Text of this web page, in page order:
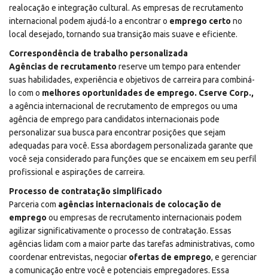
realocação e integração cultural. As empresas de recrutamento
internacional podem ajudá-lo a encontrar o emprego certo no
local desejado, tornando sua transição mais suave e eficiente.
Correspondência de trabalho personalizada
Agências de recrutamento reserve um tempo para entender
suas habilidades, experiência e objetivos de carreira para combiná-
lo com o melhores oportunidades de emprego. Cserve Corp.,
a agência internacional de recrutamento de empregos ou uma
agência de emprego para candidatos internacionais pode
personalizar sua busca para encontrar posições que sejam
adequadas para você. Essa abordagem personalizada garante que
você seja considerado para funções que se encaixem em seu perfil
profissional e aspirações de carreira.
Processo de contratação simplificado
Parceria com agências internacionais de colocação de
emprego ou empresas de recrutamento internacionais podem
agilizar significativamente o processo de contratação. Essas
agências lidam com a maior parte das tarefas administrativas, como
coordenar entrevistas, negociar ofertas de emprego, e gerenciar
a comunicação entre você e potenciais empregadores. Essa